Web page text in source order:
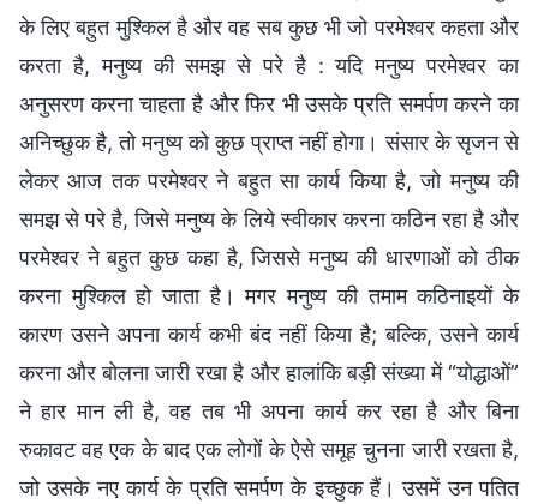
के लिए बहुत मुश्किल है और वह सब कुछ भी जो परमेश्वर कहता और
करता है, मनुष्य की समझ से परे है : यदि मनुष्य परमेश्वर का
अनुसरण करना चाहता है और फिर भी उसके प्रति समर्पण करने का
अनिच्छुक है, तो मनुष्य को कुछ प्राप्त नहीं होगा। संसार के सृजन से
लेकर आज तक परमेश्वर ने बहुत सा कार्य किया है, जो मनुष्य की
समझ से परे है, जिसे मनुष्य के लिये स्वीकार करना कठिन रहा है और
परमेश्वर ने बहुत कुछ कहा है, जिससे मनुष्य की धारणाओं को ठीक
करना मुश्किल हो जाता है। मगर मनुष्य की तमाम कठिनाइयों के
कारण उसने अपना कार्य कभी बंद नहीं किया है; बल्कि, उसने कार्य
करना और बोलना जारी रखा है और हालांकि बड़ी संख्या में “योद्धाओं”
ने हार मान ली है, वह तब भी अपना कार्य कर रहा है और बिना
रुकावट वह एक के बाद एक लोगों के ऐसे समूह चुनना जारी रखता है,
जो उसके नए कार्य के प्रति समर्पण के इच्छुक हैं। उसमें उन पतित